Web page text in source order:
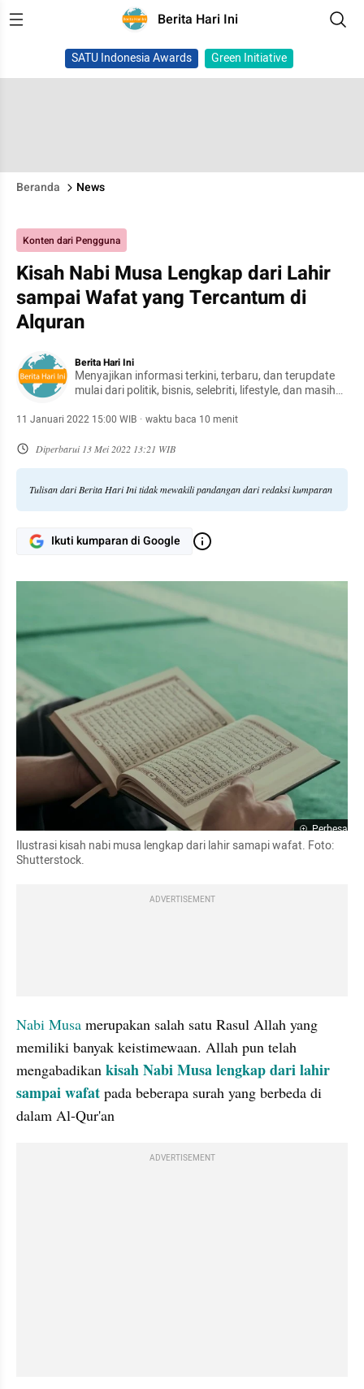
Berita Hari Ini
SATU Indonesia Awards Green Initiative
Beranda News
Konten dari Pengguna
Kisah Nabi Musa Lengkap dari Lahir
sampai Wafat yang Tercantum di
Alquran
Berita Hari Ini
Menyajikan informasi terkini, terbaru, dan terupdate
mulai dari politik, bisnis, selebriti, lifestyle, dan masih
11 Januari 2022 15:00 WIB · waktu baca 10 menit
Diperbarui 13 Mei 2022 13:21 WIB
Tulisan dari Berita Hari Ini tidak mewakili pandangan dari redaksi kumparan
Ikuti kumparan di Google
Perbesar
Ilustrasi kisah nabi musa lengkap dari lahir samapi wafat. Foto:
Shutterstock.
ADVERTISEMENT
Nabi Musa merupakan salah satu Rasul Allah yang
memiliki banyak keistimewaan. Allah pun telah
mengabadikan kisah Nabi Musa lengkap dari lahir
sampai wafat pada beberapa surah yang berbeda di
dalam Al-Qur'an
ADVERTISEMENT